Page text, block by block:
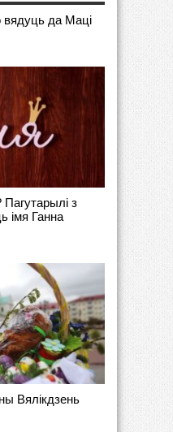
вядуць да Маці
Пагутарылі з
імя Ганна
Вялікдзень